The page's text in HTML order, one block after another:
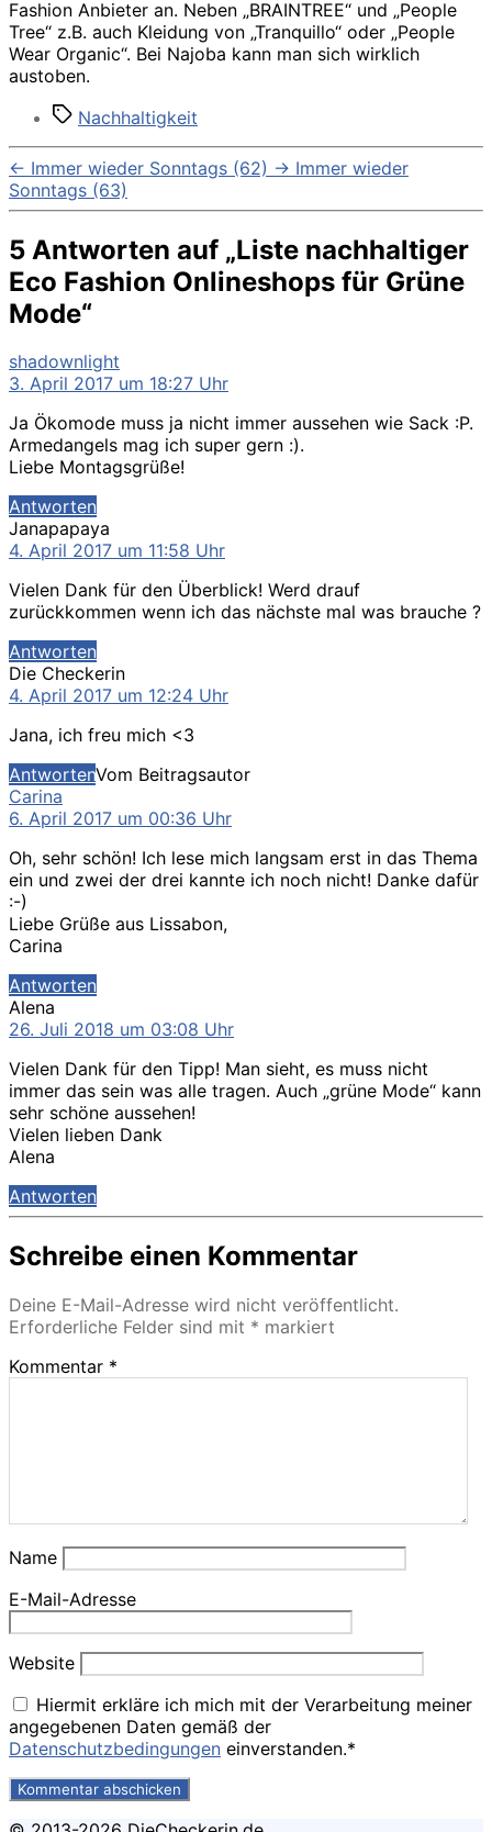
Fashion Anbieter an. Neben „BRAINTREE“ und „People
Tree“ z.B. auch Kleidung von „Tranquillo“ oder „People
Wear Organic“. Bei Najoba kann man sich wirklich
austoben.
Schlagwörter
Nachhaltigkeit
← Immer wieder Sonntags (62) → Immer wieder
Sonntags (63)
5 Antworten auf „Liste nachhaltiger
Eco Fashion Onlineshops für Grüne
Mode“
shadownlight
3. April 2017 um 18:27 Uhr
Ja Ökomode muss ja nicht immer aussehen wie Sack :P.
Armedangels mag ich super gern :).
Liebe Montagsgrüße!
Antworten
Janapapaya
4. April 2017 um 11:58 Uhr
Vielen Dank für den Überblick! Werd drauf
zurückkommen wenn ich das nächste mal was brauche ?
Antworten
Die Checkerinsagt:
4. April 2017 um 12:24 Uhr
Jana, ich freu mich <3
AntwortenVom Beitragsautor
Carina
6. April 2017 um 00:36 Uhr
Oh, sehr schön! Ich lese mich langsam erst in das Thema
ein und zwei der drei kannte ich noch nicht! Danke dafür
:-)
Liebe Grüße aus Lissabon,
Carina
Antworten
Alena
26. Juli 2018 um 03:08 Uhr
Vielen Dank für den Tipp! Man sieht, es muss nicht
immer das sein was alle tragen. Auch „grüne Mode“ kann
sehr schöne aussehen!
Vielen lieben Dank
Alena
Antworten
Schreibe einen Kommentar
Deine E-Mail-Adresse wird nicht veröffentlicht.
Erforderliche Felder sind mit * markiert
Kommentar *
Name
E-Mail-Adresse
Website
Hiermit erkläre ich mich mit der Verarbeitung meiner
angegebenen Daten gemäß der
Datenschutzbedingungen einverstanden.*